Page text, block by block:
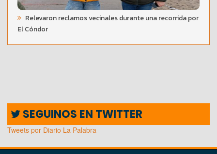
Relevaron reclamos vecinales durante una recorrida por
El Cóndor
SEGUINOS EN TWITTER
Tweets por Diario La Palabra